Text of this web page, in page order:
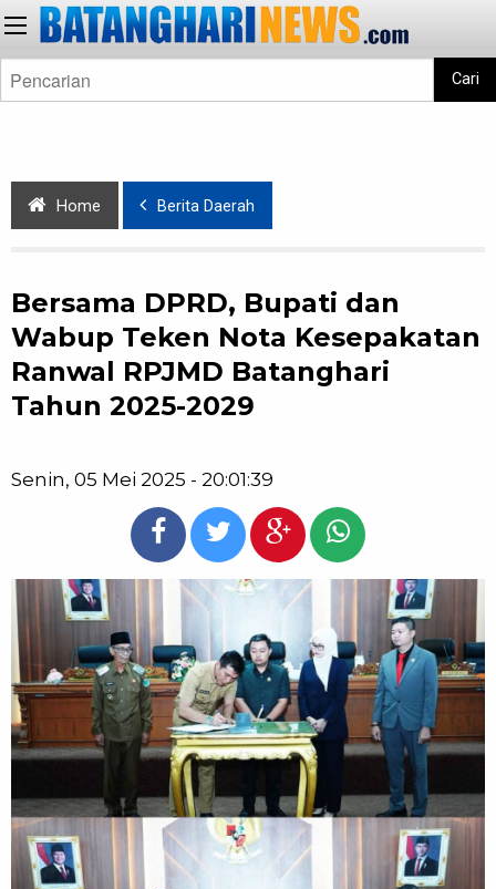
Cari
Home Berita Daerah
Bersama DPRD, Bupati dan
Wabup Teken Nota Kesepakatan
Ranwal RPJMD Batanghari
Tahun 2025-2029
Senin, 05 Mei 2025 - 20:01:39